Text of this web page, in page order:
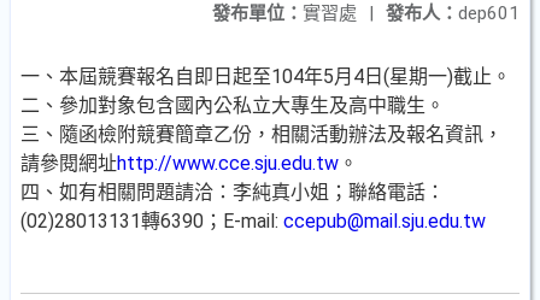
發布人： dep601
發布單位： 實習處 |
一、本屆競賽報名自即日起至104年5月4日(星期一)截止。
二、參加對象包含國內公私立大專生及高中職生。
三、隨函檢附競賽簡章乙份，相關活動辦法及報名資訊，
請參閱網址http://www.cce.sju.edu.tw 。
四、如有相關問題請洽：李純真小姐；聯絡電話：
(02)28013131轉6390；E-mail: ccepub@mail.sju.edu.tw